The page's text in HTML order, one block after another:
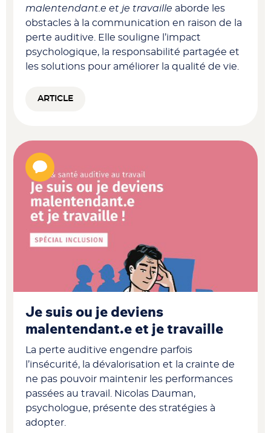
malentendant.e et je travaille aborde les
obstacles à la communication en raison de la
perte auditive. Elle souligne l’impact
psychologique, la responsabilité partagée et
les solutions pour améliorer la qualité de vie.
ARTICLE
Je suis ou je deviens
malentendant.e et je travaille
La perte auditive engendre parfois
l’insécurité, la dévalorisation et la crainte de
ne pas pouvoir maintenir les performances
passées au travail. Nicolas Dauman,
psychologue, présente des stratégies à
adopter.